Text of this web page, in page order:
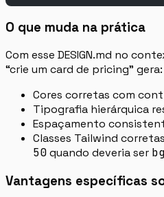
O que muda na prática
Com esse DESIGN.md no
“crie um card de pricing” gera:
Cores corretas com
Tipografia hierárquica
Espaçamento
Classes Tailwind
50quando deveria ser
Vantagens específicas